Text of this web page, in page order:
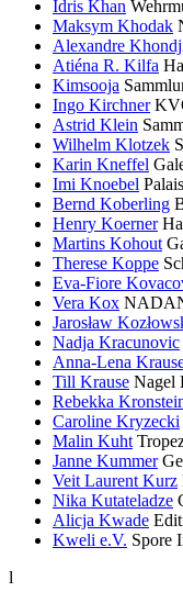
Idris Khan
Maksym Khodak
Alexandre
Atiéna R. Kilfa
Kimsooja
Ingo Kirchner
Astrid Klein
Wilhelm Klotzek
Karin Kneffel
Imi Knoebel
Bernd Koberling
Henry Koerner
Martins Kohout
Therese Koppe
Eva-Fiore
Vera Kox
Jarosław
Nadja Kracunovic
Anna-Lena
Till Krause Nagel
Rebekka
Caroline Kryzecki
Malin Kuht
Janne Kummer
Veit Laurent Kurz
Nika Kutateladze
Alicja Kwade
Kweli e.V. Spore
l